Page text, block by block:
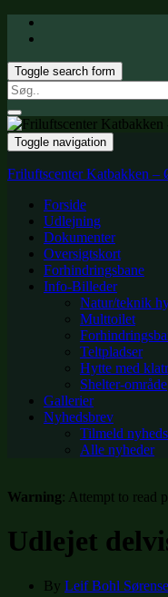
Toggle search form
Search
for:
Toggle navigation
Friluftscenter Katbakken –
Forside
Udlejning
Dokumenter
Oversigtskort
Forhindringsbane
Info-Billeder
Natur/teknik
Multtoilet
Teltpladser
Hytte med
Shelter-område
Gallerier
Nyhedsbrev
Tilmeld
Alle nyheder
Warning: Attempt to read
Udlejet
By Leif Bohl